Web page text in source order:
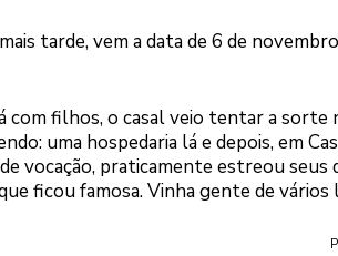
tarde, vem a data de 6 de
com filhos, o casal veio tentar a sorte
uma hospedaria lá e depois, em
vocação, praticamente estreou
ficou famosa. Vinha gente de